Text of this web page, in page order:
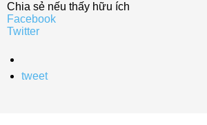
Chia sẻ nếu thấy hữu ích
Facebook
Twitter
tweet